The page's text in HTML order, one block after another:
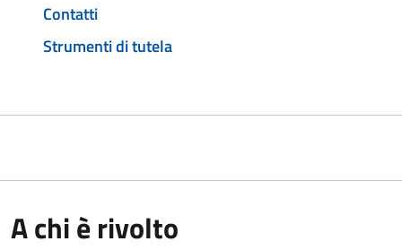
Contatti
Strumenti di tutela
A chi è rivolto